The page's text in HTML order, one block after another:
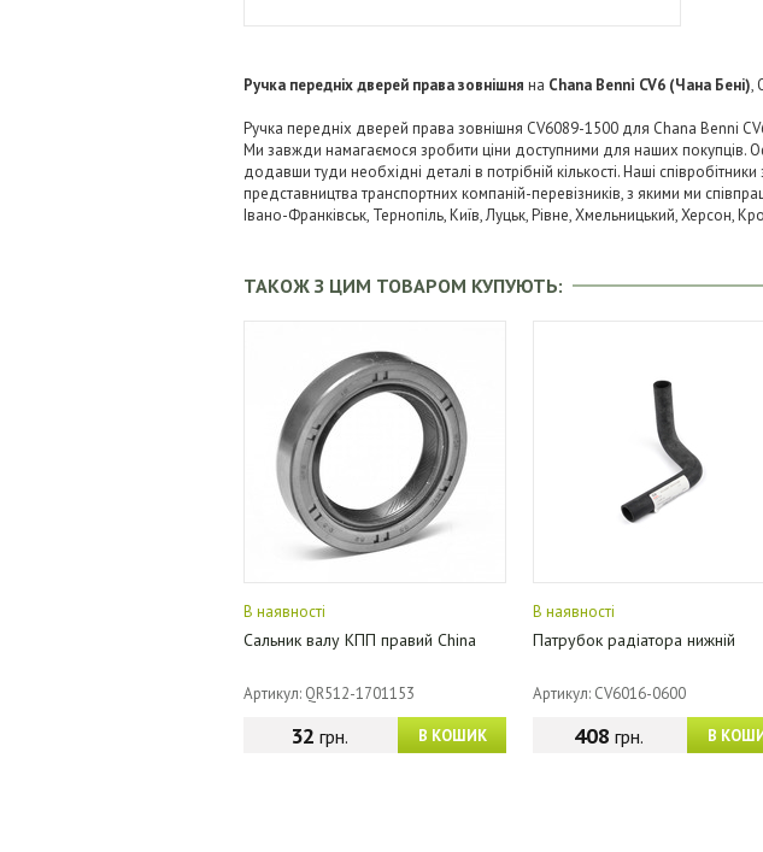
Ручка передніх дверей права зовнішня на Chana Benni CV6 (Чана Бені),
Ручка передніх дверей права зовнішня CV6089-1500 для Chana Benni
Ми завжди намагаємося зробити ціни доступними для наших
додавши туди необхідні деталі в потрібній кількості. Наші
представництва транспортних компаній-перевізників, з якими ми
Івано-Франківськ, Тернопіль, Київ, Луцьк, Рівне, Хмельницький, Херсон,
ТАКОЖ З ЦИМ ТОВАРОМ КУПУЮТЬ:
В наявності
Сальник валу КПП правий China
Артикул: QR512-1701153
В КОШИК
32 грн.
В наявності
Патрубок радіатора нижній
Артикул: CV6016-0600
В
408 грн.